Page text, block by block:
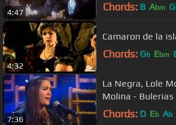
4:47 Chords: B Abm G
4:32
Camaron de la
Chords: Gb Ebm
7:36
La Negra, Lole
Molina - Bulerias
Chords: D Eb Ab